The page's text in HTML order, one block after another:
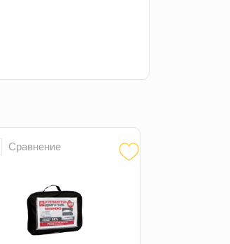
Сравнение